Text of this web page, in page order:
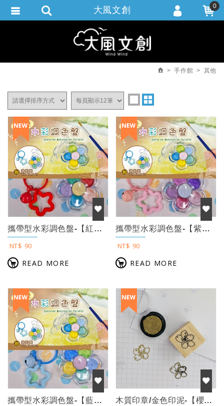
手作館 其他
攜帶型水彩調色盤-【紅色】
NT$ 90
READ MORE
攜帶型水彩調色盤-【紫色】
NT$ 90
READ MORE
攜帶型水彩調色盤-【藍色】 木質印章/金色印泥-【櫻花】
大風文創 0
會員登入
會員註冊
追蹤清單
繁體中文